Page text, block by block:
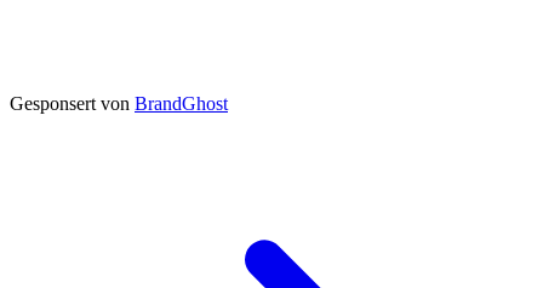
Gesponsert von BrandGhost